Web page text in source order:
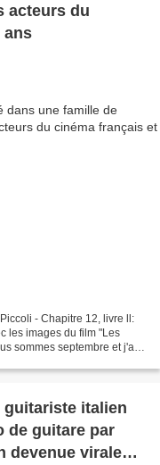
acteurs du
ans
- Chapitre 12, livre ll:
les images du film "Les
sommes septembre et j'ai
guitariste italien
de guitare par
devenue virale